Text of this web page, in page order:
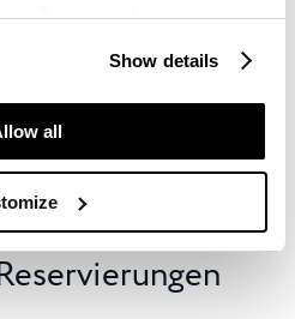
will appear where you can
your data. You can
in your browser at any
Show details
all
oder eine
des Bieters anwenden;
bis 3 Tage vor Ihrer